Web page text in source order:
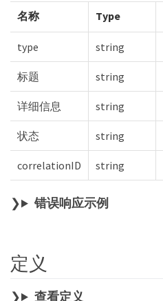
名称 Type
type string
标题 string
详细信息 string
状态 string
correlationID string
错误响应示例
定义
查看定义